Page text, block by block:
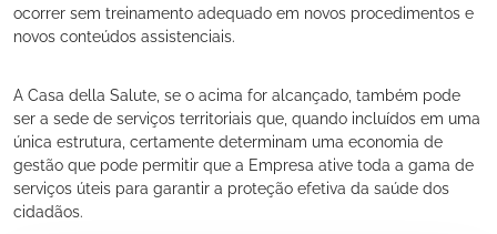
ocorrer sem treinamento adequado em novos procedimentos e
novos conteúdos assistenciais.
A Casa della Salute, se o acima for alcançado, também pode
ser a sede de serviços territoriais que, quando incluídos em uma
única estrutura, certamente determinam uma economia de
gestão que pode permitir que a Empresa ative toda a gama de
serviços úteis para garantir a proteção efetiva da saúde dos
cidadãos.